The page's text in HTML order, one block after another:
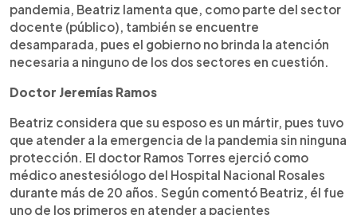
pandemia, Beatriz lamenta que, como parte del sector
docente (público), también se encuentre
desamparada, pues el gobierno no brinda la atención
necesaria a ninguno de los dos sectores en cuestión.
Doctor Jeremías Ramos
Beatriz considera que su esposo es un mártir, pues tuvo
que atender a la emergencia de la pandemia sin ninguna
protección. El doctor Ramos Torres ejerció como
médico anestesiólogo del Hospital Nacional Rosales
durante más de 20 años. Según comentó Beatriz, él fue
uno de los primeros en atender a pacientes